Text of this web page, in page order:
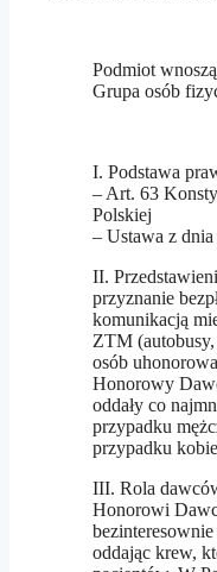
Podmiot
Grupa osób
I. Podstawa
– Art. 63
Polskiej
– Ustawa z
II.
przyznanie
komunikacją
ZTM
osób
Honorowy
oddały co
przypadku
przypadku
III. Rola
Honorowi
oddając krew,